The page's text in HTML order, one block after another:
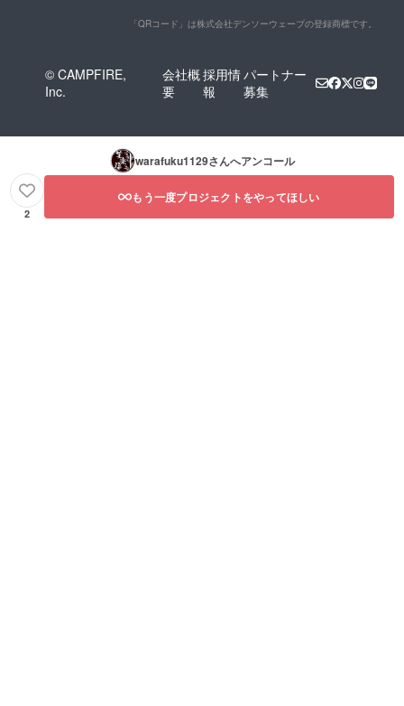
「QRコード」は株式会社デンソーウェーブの登録商標です。
© CAMPFIRE,
Inc.
会社概
要
採用情
報
パートナー
募集
warafuku1129さんへアンコール
2
もう一度プロジェクトをやってほしい